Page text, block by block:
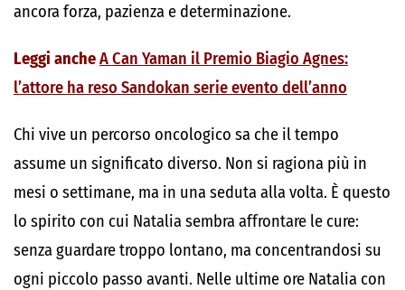
ancora forza, pazienza e determinazione.
Leggi ancheA Can Yaman il Premio Biagio Agnes:
l’attore ha reso Sandokan serie evento dell’anno
Chi vive un percorso oncologico sa che il tempo
assume un significato diverso. Non si ragiona più in
mesi o settimane, ma in una seduta alla volta. È questo
lo spirito con cui Natalia sembra affrontare le cure:
senza guardare troppo lontano, ma concentrandosi su
ogni piccolo passo avanti. Nelle ultime ore Natalia con